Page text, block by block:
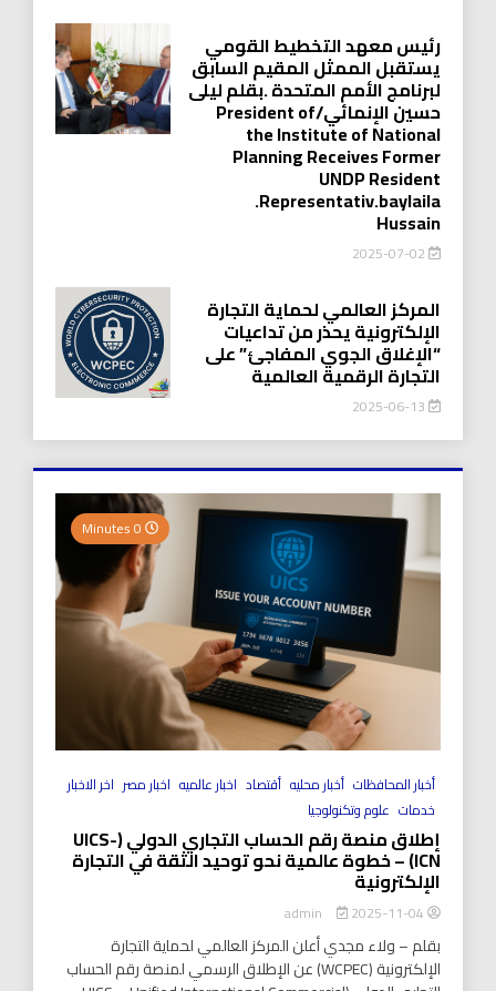
رئيس معهد التخطيط القومي
يستقبل الممثل المقيم السابق
لبرنامج الأمم المتحدة .بقلم ليلى
حسين الإنمائي/President of
the Institute of National
Planning Receives Former
UNDP Resident
.Representativ.baylaila
Hussain
2025-07-02
المركز العالمي لحماية التجارة
الإلكترونية يحذر من تداعيات
“الإغلاق الجوي المفاجئ” على
التجارة الرقمية العالمية
2025-06-13
أخبار المحافظات أخبار محليه أقتصاد اخبار عالميه اخبار مصر اخر الاخبار
خدمات علوم وتكنولوجيا
إطلاق منصة رقم الحساب التجاري الدولي (UICS-
ICN) – خطوة عالمية نحو توحيد الثقة في التجارة
الإلكترونية
2025-11-04
بقلم – ولاء مجدي أعلن المركز العالمي لحماية التجارة
الإلكترونية (WCPEC) عن الإطلاق الرسمي لمنصة رقم الحساب